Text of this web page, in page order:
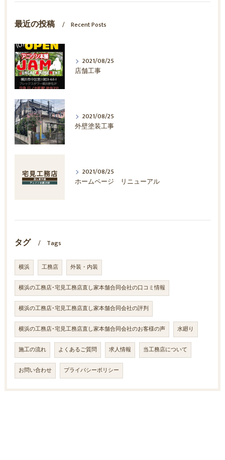
最近の投稿 Recent Posts
2021/08/25
店舗工事
2021/08/25
外壁塗装工事
2021/08/25
ホームページ リニューアル
タグ Tags
横浜 工務店 外装・内装
横浜の工務店･宅見工務店直し家本舗合同会社の口コミ情報
横浜の工務店･宅見工務店直し家本舗合同会社の評判
横浜の工務店･宅見工務店直し家本舗合同会社のお客様の声 水廻り
施工の流れ よくあるご質問 求人情報 当工務店について
お問い合わせ プライバシーポリシー